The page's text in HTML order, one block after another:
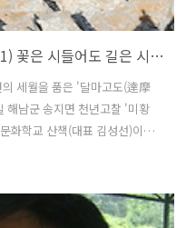
해남땅끝 남도명품길 달마고도(1) 꽃은 시들어도 길은 시들지 않는다
세월을 품은 '달마고도(達摩
해남군 송지면 천년고찰 '미황
화학교 산책(대표 김성선)이
기 때문이다. 이날 배낭을 앞
사뿐사뿐 걷다가도 길 움푹패
다. 그러다 묵묵히 걸었다. 자연